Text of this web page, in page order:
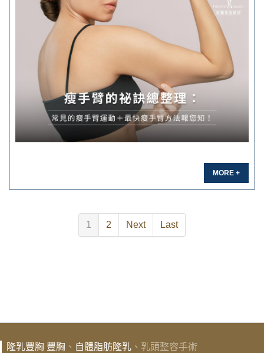
MORE +
1 2 Next Last
隆乳豐胸 豐胸 、 自體脂肪隆乳 、乳頭整容手術